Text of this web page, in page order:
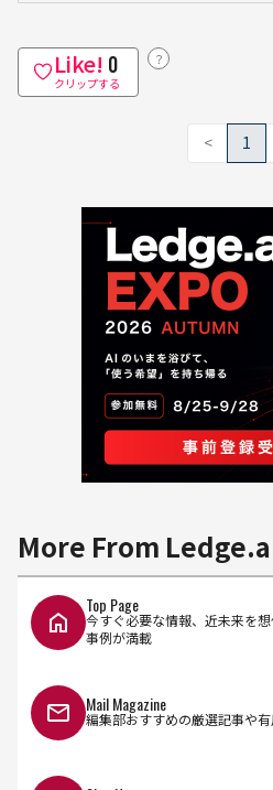
Like! 0
クリップする
？
< 1
More From
Top Page
今すぐ必要な情報、近未来を
事例が満載
Mail Magazine
編集部おすすめの厳選記事や